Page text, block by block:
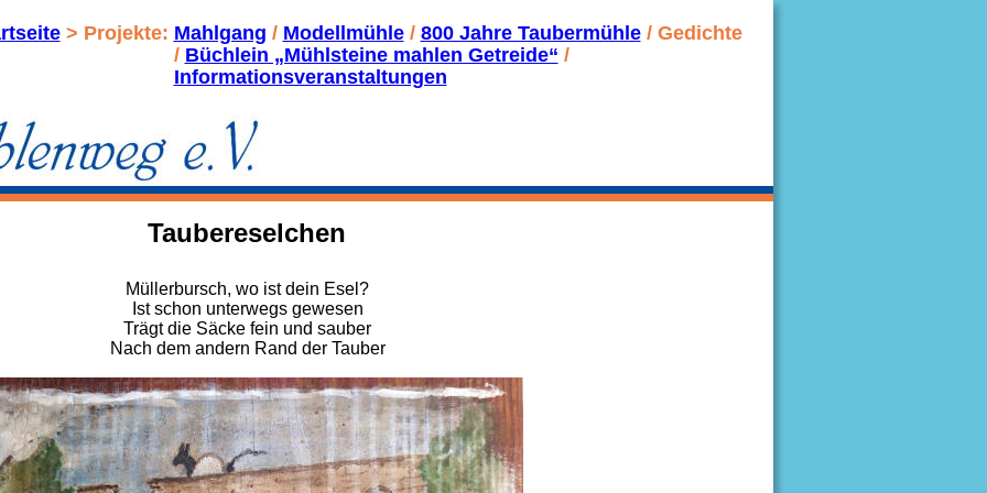
Taubereselchen
Müllerbursch, wo ist dein Esel?
Ist schon unterwegs gewesen
Trägt die Säcke fein und sauber
Nach dem andern Rand der Tauber
> Projekte: Mahlgang / Modellmühle / 800 Jahre Taubermühle / Gedichte
/ Büchlein „Mühlsteine mahlen Getreide“ /
Informationsveranstaltungen